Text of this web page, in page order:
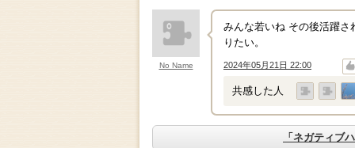
No Name
みんな若いね その後活躍さ
りたい。
2024年05月21日 22:00
↑ ↓
共感した人
「ネガティブ